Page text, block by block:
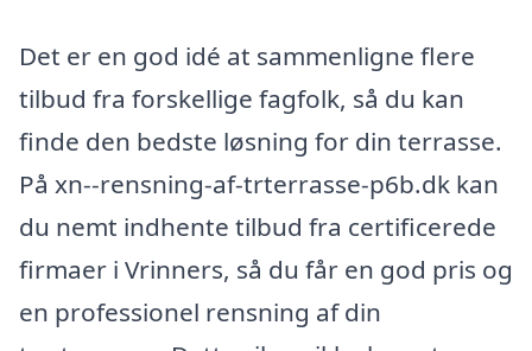
Det er en god idé at sammenligne flere
tilbud fra forskellige fagfolk, så du kan
finde den bedste løsning for din terrasse.
På xn--rensning-af-trterrasse-p6b.dk kan
du nemt indhente tilbud fra certificerede
firmaer i Vrinners, så du får en god pris og
en professionel rensning af din